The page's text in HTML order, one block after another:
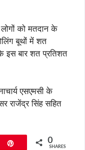
को मतदान के
बूथों में शत
इस बार शत प्रतिशत
एसएमसी के
राजेंद्र सिंह सहित
0
SHARES